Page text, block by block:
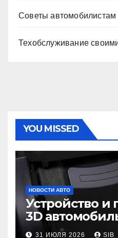
Советы автомобилистам
Техобслуживание
YOU MISSED
НОВОСТИ АВТО
Устройство
3D
ковриков
31 ИЮЛЯ 2026